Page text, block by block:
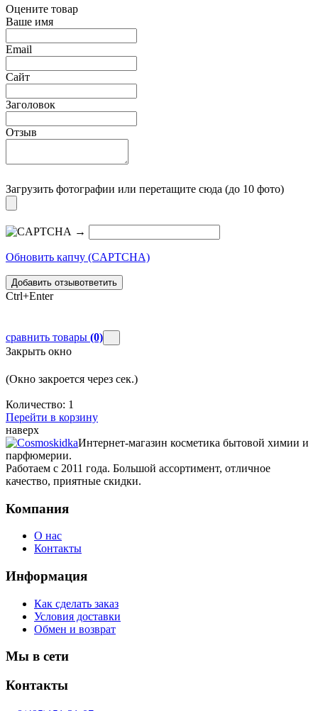
Оцените товар
Ваше имя
Email
Сайт
Заголовок
Отзыв
Загрузить фотографии или перетащите сюда (до 10 фото)
→
Обновить капчу (CAPTCHA)
Добавить отзывответить
Ctrl+Enter
сравнить товары (0)
Закрыть окно
(Окно закроется через сек.)
Количество: 1
Перейти в корзину
наверх
Интернет-магазин косметика бытовой химии и
парфюмерии.
Работаем с 2011 года. Большой ассортимент, отличное
качество, приятные скидки.
Компания
О нас
Контакты
Информация
Как сделать заказ
Условия доставки
Обмен и возврат
Мы в сети
Контакты